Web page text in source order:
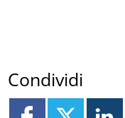
Condividi